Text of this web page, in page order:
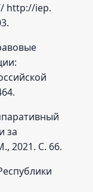
http://iep.
за
2021. С. 66.